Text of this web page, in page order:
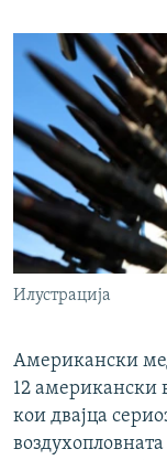
Илустрација
Американски
12 американски
кои двајца